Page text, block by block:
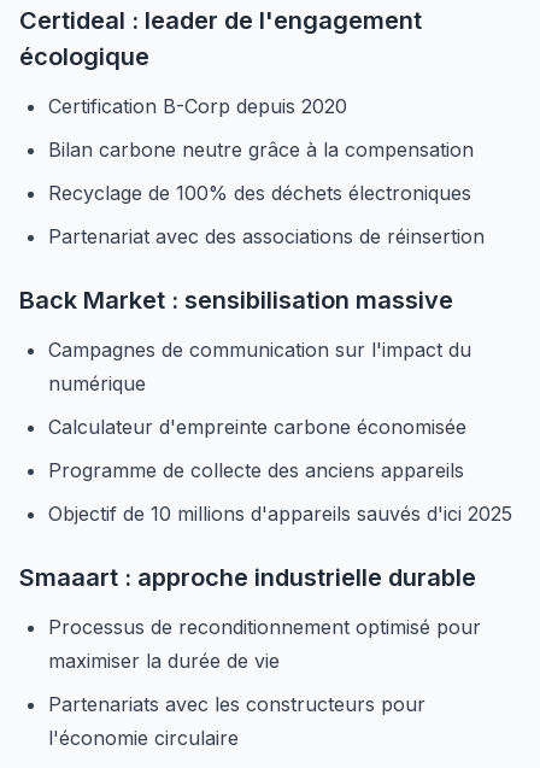
Certideal : leader de l'engagement
écologique
Certification B-Corp depuis 2020
Bilan carbone neutre grâce à la compensation
Recyclage de 100% des déchets électroniques
Partenariat avec des associations de réinsertion
Back Market : sensibilisation massive
Campagnes de communication sur l'impact du
numérique
Calculateur d'empreinte carbone économisée
Programme de collecte des anciens appareils
Objectif de 10 millions d'appareils sauvés d'ici 2025
Smaaart : approche industrielle durable
Processus de reconditionnement optimisé pour
maximiser la durée de vie
Partenariats avec les constructeurs pour
l'économie circulaire